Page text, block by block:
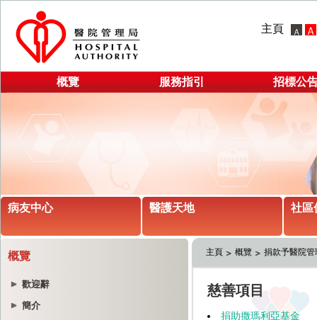
主頁
概覽 服務指引 招標公
病友中心 醫護天地 社區
概覽
歡迎辭
簡介
主頁 概覽 捐款予醫院管